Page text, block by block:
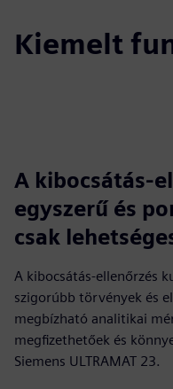
Kiemelt
A kibocsátás-
egyszerű és
csak
A kibocsátás-ellenőrzés
szigorúbb törvények és
megbízható analitikai
megfizethetőek és
Siemens ULTRAMAT 23.